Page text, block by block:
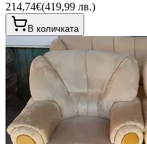
214,74€(419,99 лв.)
В количката